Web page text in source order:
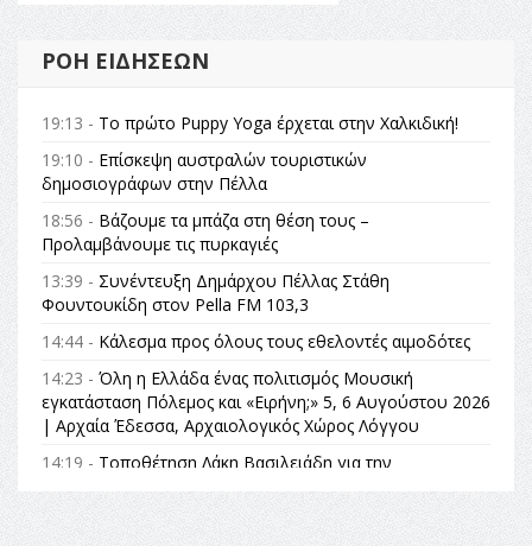
ΡΟΉ ΕΙΔΉΣΕΩΝ
19:13 - Το πρώτο Puppy Yoga έρχεται στην Χαλκιδική!
19:10 - Επίσκεψη αυστραλών τουριστικών
δημοσιογράφων στην Πέλλα
18:56 - Βάζουμε τα μπάζα στη θέση τους –
Προλαμβάνουμε τις πυρκαγιές
13:39 - Συνέντευξη Δημάρχου Πέλλας Στάθη
Φουντουκίδη στον Pella FM 103,3
14:44 - Κάλεσμα προς όλους τους εθελοντές αιμοδότες
14:23 - Όλη η Ελλάδα ένας πολιτισμός Μουσική
εγκατάσταση Πόλεμος και «Ειρήνη;» 5, 6 Αυγούστου 2026
| Αρχαία Έδεσσα, Αρχαιολογικός Χώρος Λόγγου
14:19 - Τοποθέτηση Λάκη Βασιλειάδη για την
θεσμικές διαδικασίες υπάρχει μόνο η ευθύνη απέναντι
στις επόμενες γενιές»